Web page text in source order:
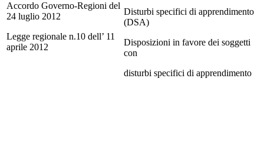
Accordo Governo-Regioni del
24 luglio 2012
Legge regionale n.10 dell’ 11
aprile 2012
Disturbi specifici di apprendimento
(DSA)
Disposizioni in favore dei soggetti
con
disturbi specifici di apprendimento